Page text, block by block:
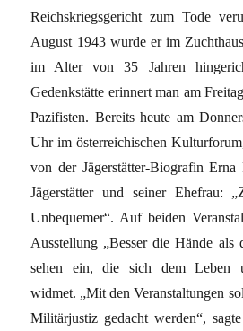
Reichskriegsgericht zum Tode
August 1943 wurde er im
im Alter von 35 Jahren
Gedenkstätte erinnert man am
Pazifisten. Bereits heute am
Uhr im österreichischen
von der Jägerstätter-Biografin
Jägerstätter und seiner Ehefrau:
Unbequemer“. Auf beiden
Ausstellung „Besser die Hände als
sehen ein, die sich dem Leben
widmet. „Mit den Veranstaltungen
Militärjustiz gedacht werden“,